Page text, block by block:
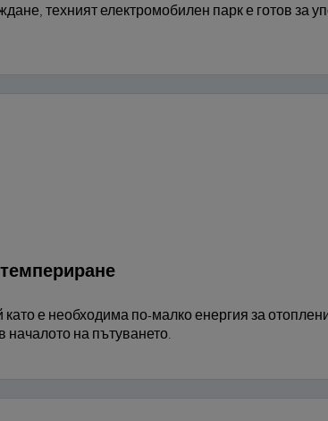
техният електромобилен парк е готов за
е необходима по-малко енергия за
на пътуването.